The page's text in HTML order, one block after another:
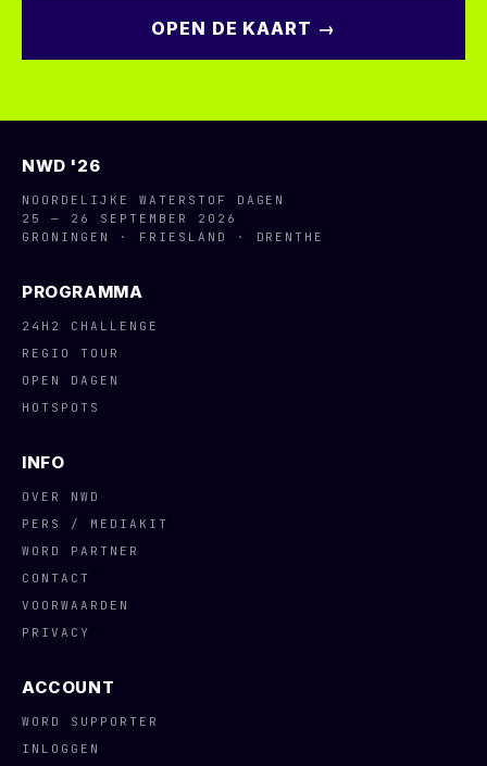
OPEN DE KAART →
NWD '26
NOORDELIJKE WATERSTOF DAGEN
25 — 26 SEPTEMBER 2026
GRONINGEN · FRIESLAND · DRENTHE
PROGRAMMA
24H2 CHALLENGE
REGIO TOUR
OPEN DAGEN
HOTSPOTS
INFO
OVER NWD
PERS / MEDIAKIT
WORD PARTNER
CONTACT
VOORWAARDEN
PRIVACY
ACCOUNT
WORD SUPPORTER
INLOGGEN